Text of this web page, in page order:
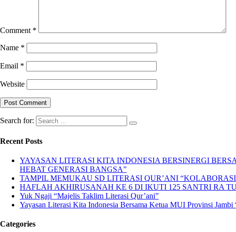
Comment *
Name *
Email *
Website
Search for:
Recent Posts
YAYASAN LITERASI KITA INDONESIA BERSINERGI
HEBAT GENERASI BANGSA”
TAMPIL MEMUKAU SD LITERASI QUR’ANI
HAFLAH AKHIRUSANAH KE 6 DI IKUTI 125 SANTRI RA
Yuk Ngaji “Majelis Taklim Literasi Qur’ani”
Yayasan Literasi Kita Indonesia Bersama Ketua MUI Provinsi
Categories